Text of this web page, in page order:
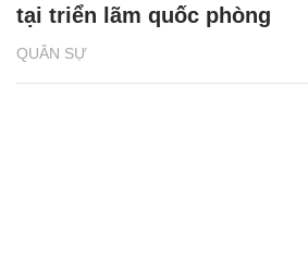
QUÂN SỰ
tại triển lãm quốc phòng